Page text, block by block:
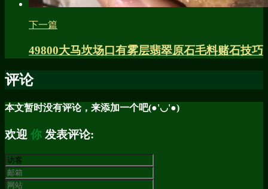
下一篇
49800大马坎场口有雾层翡翠原石毛料赌石技巧
评论
本文暂时没有评论，来添加一个吧(●'◡'●)
欢迎 你 发表评论: